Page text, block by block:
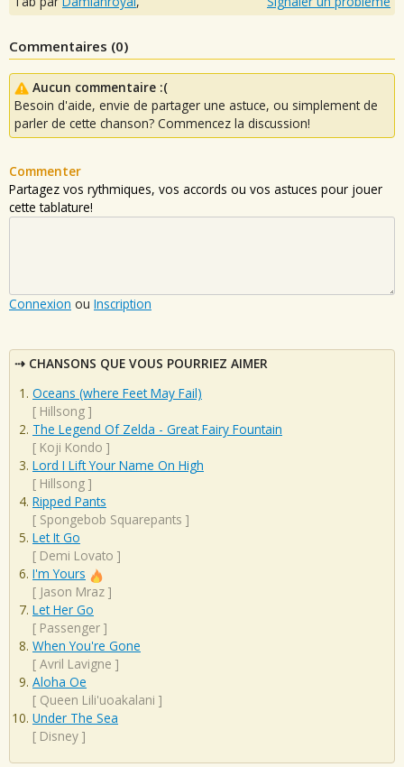
Commentaires (0)
Aucun commentaire :(
Besoin d'aide, envie de partager une astuce, ou simplement de
parler de cette chanson? Commencez la discussion!
Commenter
Partagez vos rythmiques, vos accords ou vos astuces pour jouer
cette tablature!
Connexion ou Inscription
CHANSONS QUE VOUS POURRIEZ AIMER
Oceans (where Feet May Fail)
[ Hillsong ]
The Legend Of Zelda - Great Fairy Fountain
[ Koji Kondo ]
Lord I Lift Your Name On High
[ Hillsong ]
Ripped Pants
[ Spongebob Squarepants ]
Let It Go
[ Demi Lovato ]
I'm Yours
[ Jason Mraz ]
Let Her Go
[ Passenger ]
When You're Gone
[ Avril Lavigne ]
Aloha Oe
[ Queen Lili'uoakalani ]
Under The Sea
[ Disney ]